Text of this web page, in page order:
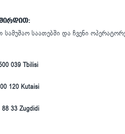
სამუშაო საათებში და ჩვენი
039 Tbilisi
120 Kutaisi
33 Zugdidi